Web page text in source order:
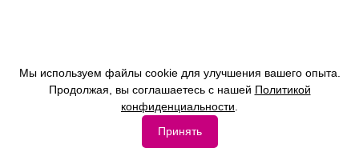
Мы используем файлы cookie для улучшения вашего опыта.
Продолжая, вы соглашаетесь с нашей Политикой
конфиденциальности
Принять